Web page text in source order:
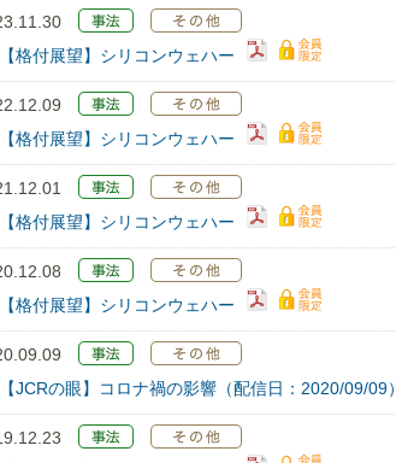
【格付展望】シリコンウェハー
【格付展望】シリコンウェハー
【格付展望】シリコンウェハー
【格付展望】シリコンウェハー
【JCRの眼】コロナ禍の影響（配信日：2020/09/09）